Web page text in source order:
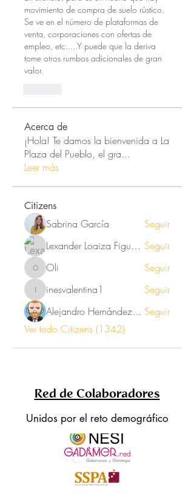
movimiento de compra de suelo rústico.
Se ve en el número de plataformas de
venta, corporaciones con ofertas de
empleo, etc.....Y puede que la deriva
tome otros rumbos adicionales de gran
valor.
Acerca de
¡Hola! Te damos la bienvenida a La
Plaza del Pueblo, el gra...
Leer más
Citizens
Sabrina García
Seguir
Lexander Loaiza Figueroa Seguir
Oli Oli Seguir
inesvalentina1
inesvalentina1
Seguir
Alejandro Hernández Renner Seguir
Ver todo Citizens (1342)
Red de Colaboradores
Unidos por el reto demográfico